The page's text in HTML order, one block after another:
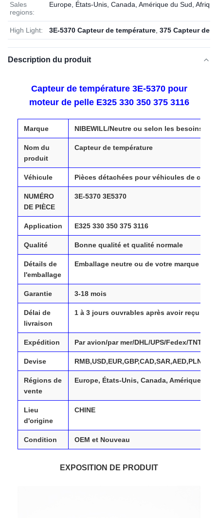
Sales
regions:
Europe, États-Unis, Canada, Amérique du Sud,
High Light: 3E-5370 Capteur de température 375 Capteur de
Description du produit
Capteur de température 3E-5370 pour
moteur de pelle E325 330 350 375 3116
Marque NIBEWILL/Neutre ou selon les besoins
Nom du
produit
Capteur de température
Véhicule Pièces détachées pour véhicules de
NUMÉRO
DE PIÈCE
3E-5370 3E5370
Application E325 330 350 375 3116
Qualité Bonne qualité et qualité normale
Détails de
l'emballage
Emballage neutre ou de votre marque
Garantie 3-18 mois
Délai de
livraison
1 à 3 jours ouvrables après avoir reçu
Expédition Par avion/par mer/DHL/UPS/Fedex/TNT/
Devise
Régions de
vente
Europe, États-Unis, Canada, Amérique du
Lieu
d'origine
CHINE
Condition OEM et Nouveau
EXPOSITION DE PRODUIT